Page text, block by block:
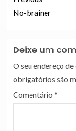
No-brainer
Deixe um
O seu endereço
obrigatórios são
Comentário *